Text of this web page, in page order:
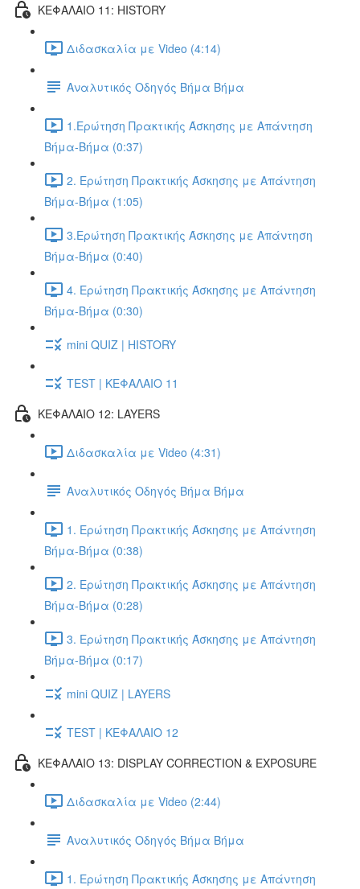
ΚΕΦΑΛΑΙΟ 11: HISTORY
Διδασκαλία με Video (4:14)
Αναλυτικός Οδηγός Βήμα Βήμα
1.Ερώτηση Πρακτικής Άσκησης με Απάντηση
Βήμα-Βήμα (0:37)
2. Ερώτηση Πρακτικής Άσκησης με Απάντηση
Βήμα-Βήμα (1:05)
3.Ερώτηση Πρακτικής Άσκησης με Απάντηση
Βήμα-Βήμα (0:40)
4. Ερώτηση Πρακτικής Άσκησης με Απάντηση
Βήμα-Βήμα (0:30)
mini QUIZ | HISTORY
TEST | ΚΕΦΑΛΑΙΟ 11
ΚΕΦΑΛΑΙΟ 12: LAYERS
Διδασκαλία με Video (4:31)
Αναλυτικός Οδηγός Βήμα Βήμα
1. Ερώτηση Πρακτικής Άσκησης με Απάντηση
Βήμα-Βήμα (0:38)
2. Ερώτηση Πρακτικής Άσκησης με Απάντηση
Βήμα-Βήμα (0:28)
3. Ερώτηση Πρακτικής Άσκησης με Απάντηση
Βήμα-Βήμα (0:17)
mini QUIZ | LAYERS
TEST | ΚΕΦΑΛΑΙΟ 12
ΚΕΦΑΛΑΙΟ 13: DISPLAY CORRECTION & EXPOSURE
Διδασκαλία με Video (2:44)
Αναλυτικός Οδηγός Βήμα Βήμα
1. Ερώτηση Πρακτικής Άσκησης με Απάντηση